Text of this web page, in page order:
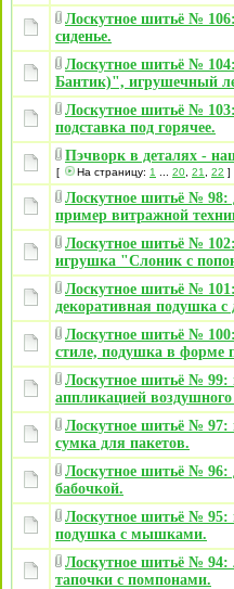
Лоскутное шитьё №
сиденье.
Лоскутное шитьё №
Бантик)", игрушечный
Лоскутное шитьё №
подставка под горячее.
Пэчворк в деталях -
[ На страницу: 1 20 21 22 ]
Лоскутное шитьё № 98:
пример витражной
Лоскутное шитьё №
игрушка "Слоник с
Лоскутное шитьё №
декоративная подушка с
Лоскутное шитьё №
стиле, подушка в форме
Лоскутное шитьё № 99:
аппликацией
Лоскутное шитьё № 97:
сумка для пакетов.
Лоскутное шитьё № 96:
бабочкой.
Лоскутное шитьё № 95:
подушка с мышками.
Лоскутное шитьё № 94:
тапочки с помпонами.